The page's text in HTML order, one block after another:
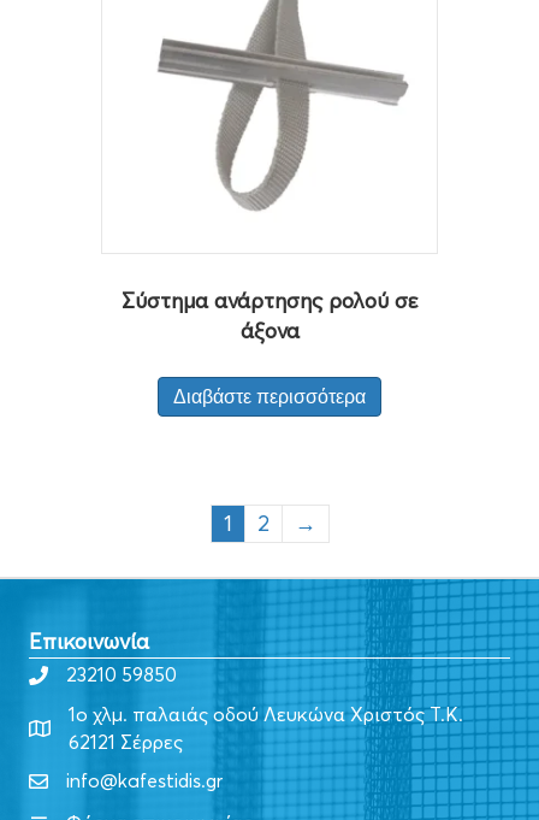
Σύστημα ανάρτησης ρολού σε
άξονα
Διαβάστε περισσότερα
1 2 →
Επικοινωνία
23210 59850
1ο χλμ. παλαιάς οδού Λευκώνα Χριστός Τ.Κ.
62121 Σέρρες
info@kafestidis.gr